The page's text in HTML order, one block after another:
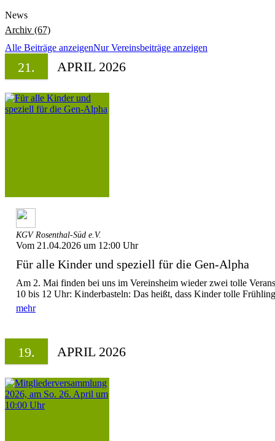
News
Archiv (67)
Alle Beiträge anzeigenNur Vereinsbeiträge anzeigen
21. APRIL 2026
KGV Rosenthal-Süd e.V.
Vom 21.04.2026 um 12:00 Uhr
Für alle Kinder und speziell für die Gen-Alpha
Am 2. Mai finden bei uns im Vereinsheim wieder zwei tolle
10 bis 12 Uhr: Kinderbasteln: Das heißt, dass Kinder tolle
mehr
19. APRIL 2026